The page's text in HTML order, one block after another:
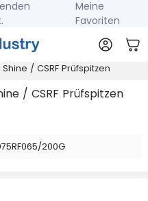
Meine
Favoriten
/ CSRF Prüfspitzen
200G